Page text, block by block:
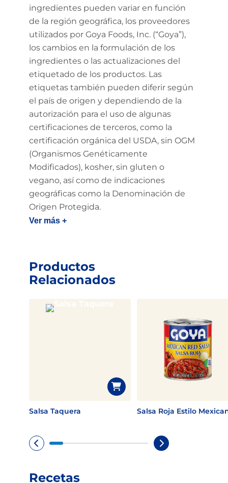
ingredientes pueden variar en función
de la región geográfica, los proveedores
utilizados por Goya Foods, Inc. (“Goya”),
los cambios en la formulación de los
ingredientes o las actualizaciones del
etiquetado de los productos. Las
etiquetas también pueden diferir según
el país de origen y dependiendo de la
autorización para el uso de algunas
certificaciones de terceros, como la
certificación orgánica del USDA, sin OGM
(Organismos Genéticamente
Modificados), kosher, sin gluten o
vegano, así como de indicaciones
geográficas como la Denominación de
Origen Protegida.
Ver más +
Productos
Relacionados
Salsa Taquera Salsa Roja Estilo
Recetas